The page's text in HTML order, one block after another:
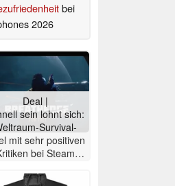
bei
2026
Deal |
sein lohnt sich:
Survival-
mit sehr positiven
bei Steam